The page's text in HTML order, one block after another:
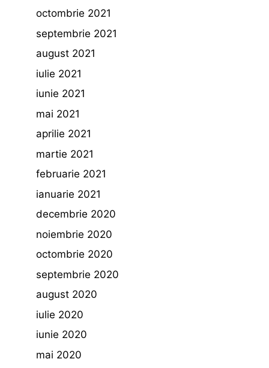
octombrie 2021
septembrie 2021
august 2021
iulie 2021
iunie 2021
mai 2021
aprilie 2021
martie 2021
februarie 2021
ianuarie 2021
decembrie 2020
noiembrie 2020
octombrie 2020
septembrie 2020
august 2020
iulie 2020
iunie 2020
mai 2020